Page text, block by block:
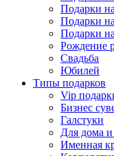
Подарки
Подарки
Подарки
Рождение
Свадьба
Юбилей
Типы подарков
Vip
Бизнес
Галстуки
Для дома и
Именная